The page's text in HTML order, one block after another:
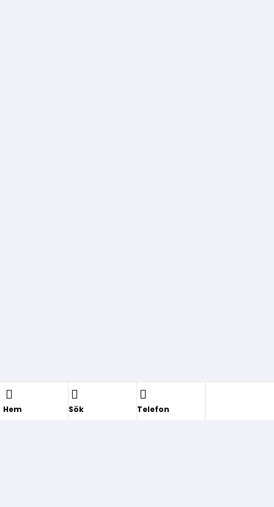
Hem Sök Telefon